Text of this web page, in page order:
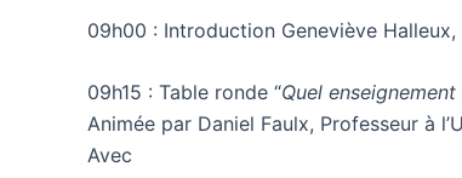
09h00 : Introduction Geneviève
09h15 : Table ronde “Quel
Animée par Daniel Faulx, Professeur à
Avec